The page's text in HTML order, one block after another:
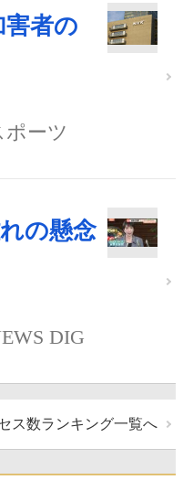
者の
ポーツ
の懸念
DIG
ス数ランキング一覧へ